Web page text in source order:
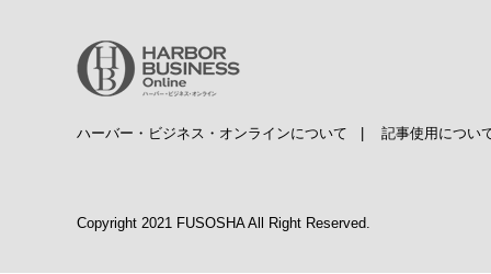
ハーバー・ビジネス・オンラインについて 記事使用につい
Copyright 2021 FUSOSHA All Right Reserved.